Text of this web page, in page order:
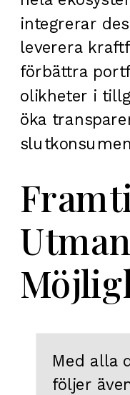
integrerar
leverera
förbättra
olikheter i
öka
Med alla
följer